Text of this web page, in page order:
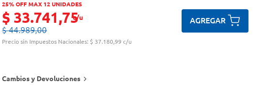
25% OFF MAX 12 UNIDADES
$ 33.741,75c/u
$ 44.989,00
Precio sin Impuestos Nacionales: $ 37.180,99 c/u
AGREGAR
Cambios y Devoluciones